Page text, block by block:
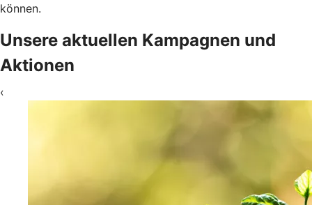
können.
Unsere aktuellen Kampagnen und
Aktionen
‹